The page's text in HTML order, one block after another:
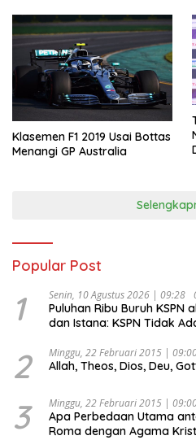
Klasemen F1 2019 Usai Bottas
Menangi GP Australia
Popular Post
1 Senin, 10 Agustus 2026 | 09:28
Puluhan Ribu Buruh KSPN
dan Istana: KSPN Tidak
2 Minggu, 22 Februari 2015 |
Allah, Theos, Dios, Deu,
3 Minggu, 22 Februari 2015 |
Apa Perbedaan Utama
Roma dengan Agama